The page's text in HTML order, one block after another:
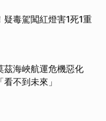
毒駕闖紅燈害1死1重
茲海峽航運危機惡化
不到未來」